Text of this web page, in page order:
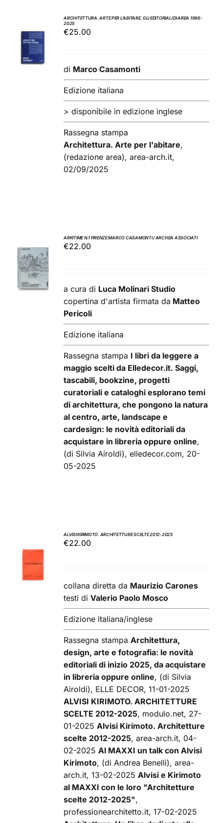
AGGIUNGI
AL
CARRELLO
/
ARCHITETTURA. ARTE PER L’ABITARE. GLI EDITORIALI DI AREA 1996-
2025
€25.00
di Marco Casamonti
Edizione italiana
> disponibile in edizione inglese
Rassegna stampa
Architettura. Arte per l'abitare,
(redazione area), area-arch.it,
02/09/2025
AGGIUNGI
AL
CARRELLO
/
DETTAGLI
ARKITIME N.1 FIRENZE MARCO CASAMONTI / ARCHEA ASSOCIATI
€22.00
a cura di Luca Molinari Studio
copertina d'artista firmata da Matteo
Pericoli
Edizione italiana
Rassegna stampa I libri da leggere a
maggio scelti da Elledecor.it. Saggi,
tascabili, bookzine, progetti
curatoriali e cataloghi esplorano temi
di architettura, che pongono la natura
al centro, arte, landscape e
cardesign: le novità editoriali da
acquistare in libreria oppure online,
(di Silvia Airoldi), elledecor.com, 20-
05-2025
CARRELLO
/
ALVISI KIRIMOTO. ARCHITETTURE SCELTE 2012-2025
€22.00
collana diretta da Maurizio Carones
testi diValerio Paolo Mosco
Edizione italiana/inglese
Rassegna stampaArchitettura,
design, arte e fotografia: le novità
editoriali di inizio 2025, da acquistare
in libreria oppure online, (di Silvia
Airoldi), ELLE DECOR, 11-01-2025
ALVISI KIRIMOTO. ARCHITETTURE
SCELTE 2012-2025, modulo.net, 27-
01-2025Alvisi Kirimoto. Architetture
scelte 2012-2025, area-arch.it, 04-
02-2025Al MAXXI un talk con Alvisi
Kirimoto, (di Andrea Benelli), area-
arch.it, 13-02-2025Alvisi e Kirimoto
al MAXXI con le loro "Architetture
scelte 2012-2025",
professionearchitetto.it, 17-02-2025